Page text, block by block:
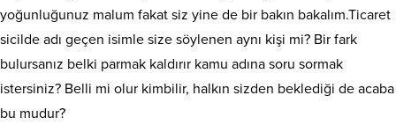
yoğunluğunuz malum fakat siz yine de bir bakın bakalım.Ticaret
sicilde adı geçen isimle size söylenen aynı kişi mi? Bir fark
bulursanız belki parmak kaldırır kamu adına soru sormak
istersiniz? Belli mi olur kimbilir, halkın sizden beklediği de acaba
bu mudur?